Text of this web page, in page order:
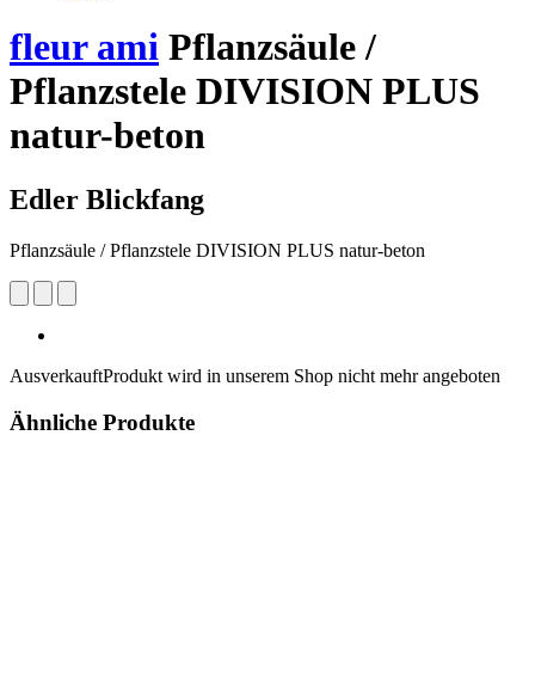
fleur ami Pflanzsäule /
Pflanzstele DIVISION PLUS
natur-beton
Edler Blickfang
Pflanzsäule / Pflanzstele DIVISION PLUS natur-beton
AusverkauftProdukt wird in unserem Shop nicht mehr angeboten
Ähnliche Produkte